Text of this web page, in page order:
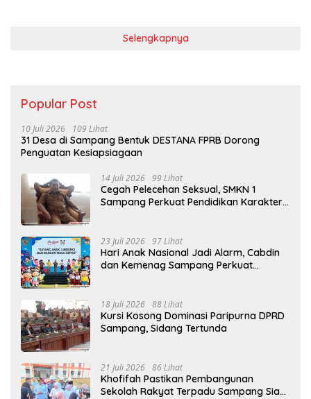
Selengkapnya
Popular Post
10 Juli 2026 109 Lihat
31 Desa di Sampang Bentuk DESTANA FPRB Dorong
Penguatan Kesiapsiagaan
14 Juli 2026 99 Lihat
Cegah Pelecehan Seksual, SMKN 1
Sampang Perkuat Pendidikan Karakter
23 Juli 2026 97 Lihat
Hari Anak Nasional Jadi Alarm, Cabdin
dan Kemenag Sampang Perkuat
18 Juli 2026 88 Lihat
Kursi Kosong Dominasi Paripurna DPRD
Sampang, Sidang Tertunda
21 Juli 2026 86 Lihat
Khofifah Pastikan Pembangunan
Sekolah Rakyat Terpadu Sampang Siap